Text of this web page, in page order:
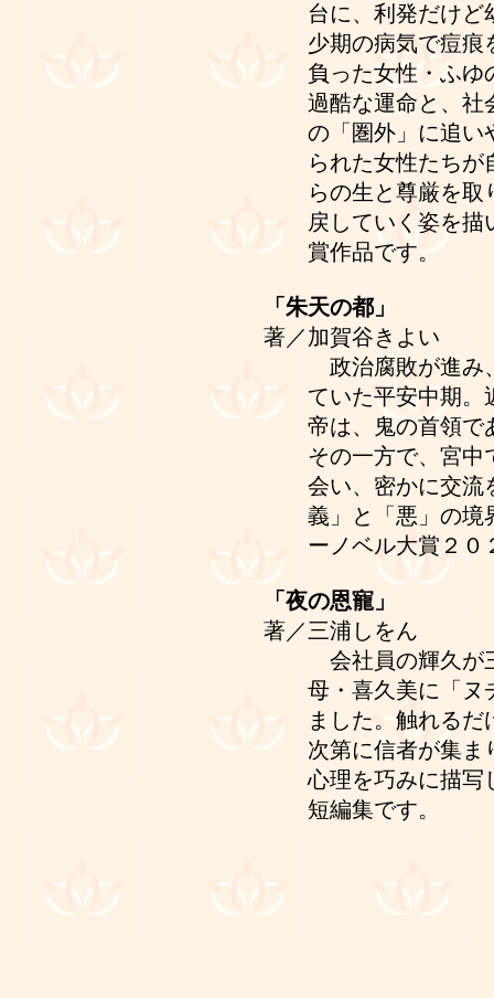
台に、利発だけど
少期の病気で痘痕
負った女性・ふゆ
過酷な運命と、社
の「圏外」に追い
られた女性たちが
らの生と尊厳を取
戻していく姿を描
賞作品です。
「朱天の都」
著／加賀谷きよい
政治腐敗が進み
ていた平安中期。
帝は、鬼の首領で
その一方で、宮中
会い、密かに交
義」と「悪」の境
ーノベル大賞２０
「夜の恩寵」
著／三浦しをん
会社員の輝久が
母・喜久美に「ヌ
ました。触れる
次第に信者が集
心理を巧みに描写
短編集です。